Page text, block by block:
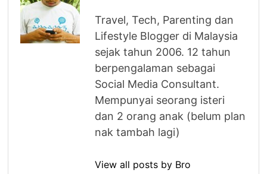
Travel, Tech, Parenting dan
Lifestyle Blogger di Malaysia
sejak tahun 2006. 12 tahun
berpengalaman sebagai
Social Media Consultant.
Mempunyai seorang isteri
dan 2 orang anak (belum plan
nak tambah lagi)
View all posts by Bro